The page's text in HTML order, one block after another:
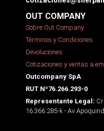
OUT COMPANY
Sobre Out Company
Términos y Condiciones
Devoluciones
Cotizaciones y ventas a
Outcompany SpA
RUT Nº76.266.293-0
Representante Legal:
16.366.285-k - Av